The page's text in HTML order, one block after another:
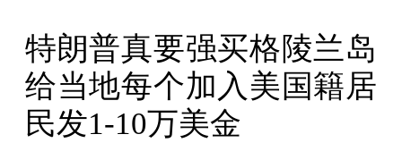
特朗普真要强买格陵兰岛
给当地每个加入美国籍居
民发1-10万美金